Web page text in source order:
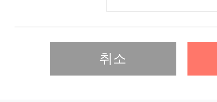
취소